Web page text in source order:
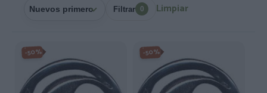
Filtrar 0 Limpiar
-50% -50%